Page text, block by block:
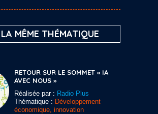
MÊME THÉMATIQUE
RETOUR SUR LE SOMMET « IA
AVEC NOUS »
Réalisée par : Radio Plus
Thématique : Développement
économique, innovation